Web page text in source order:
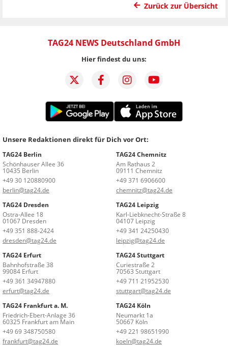
Zurück zur Übersicht
TAG24 NEWS Deutschland GmbH
Hier findest du uns:
Unsere Redaktionen direkt für Dich vor Ort:
TAG24 Berlin
Schönhauser Allee 36
10435 Berlin
+49 30 120880900
berlin@tag24.de
TAG24 Chemnitz
Am Rathaus 2
09111 Chemnitz
+49 371 6906600
chemnitz@tag24.de
TAG24 Dresden
Ostra-Allee 18
01067 Dresden
+49 351 888-2424
dresden@tag24.de
TAG24 Leipzig
Karl-Liebknecht-Straße 8
04107 Leipzig
+49 341 24250430
leipzig@tag24.de
TAG24 Erfurt
Bahnhofstraße 38
99084 Erfurt
+49 361 34947880
erfurt@tag24.de
TAG24 Stuttgart
Curiestraße 2
70563 Stuttgart
+49 711 21952530
stuttgart@tag24.de
TAG24 Frankfurt a. M.
Friedrich-Ebert-Anlage 36
60325 Frankfurt am Main
+49 69 348750580
frankfurt@tag24.de
TAG24 Köln
Neumarkt 1a
50667 Köln
+49 221 98651990
koeln@tag24.de